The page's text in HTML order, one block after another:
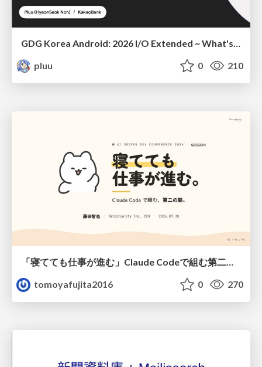
GDG Korea Android: 2026 I/O Extended ~ What's new in Android development tools
pluu
0 210
tomoyafujita2016
0 270